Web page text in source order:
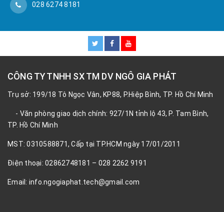
028 6274 8181
CÔNG TY TNHH SX TM DV NGÔ GIA PHÁT
Trụ sở: 199/18 Tô Ngọc Vân, KP88, P.Hiệp Bình, TP. Hồ Chí Minh
- Văn phòng giao dịch chính: 927/1N tỉnh lộ 43, P. Tam Bình,
TP. Hồ Chí Minh
MST: 0310588871, Cấp tại TP.HCM ngày 17/01/2011
Điện thoại: 02862748181 – 028 2262 9191
Email: info.ngogiaphat.tech@gmail.com